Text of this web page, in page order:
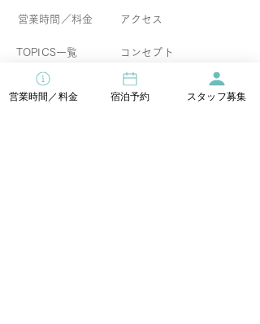
​ご利用ガイド
​ハナハナ コラム
営業時間／料金
TOPICS一覧 コンセプト
アクセス
営業時間／料金 宿泊予約 スタッフ募集